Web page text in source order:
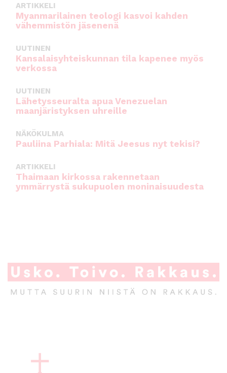
ARTIKKELI
Myanmarilainen teologi kasvoi kahden
vähemmistön jäsenenä
UUTINEN
Kansalaisyhteiskunnan tila kapenee myös
verkossa
UUTINEN
Lähetysseuralta apua Venezuelan
maanjäristyksen uhreille
NÄKÖKULMA
Pauliina Parhiala: Mitä Jeesus nyt tekisi?
ARTIKKELI
Thaimaan kirkossa rakennetaan
ymmärrystä sukupuolen moninaisuudesta